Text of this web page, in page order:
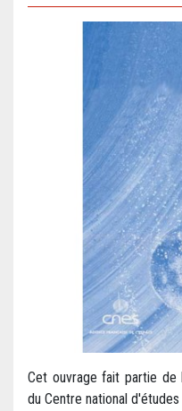
Cet ouvrage fait partie de
du Centre national